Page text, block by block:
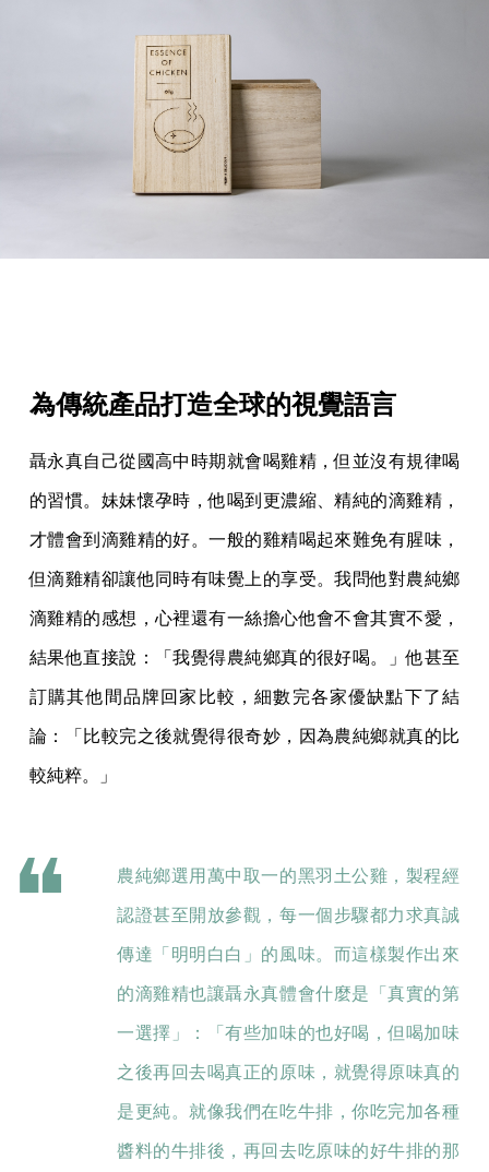
為傳統產品打造全球的視覺語言
聶永真自己從國高中時期就會喝雞精，但並沒有規律喝
的習慣。妹妹懷孕時，他喝到更濃縮、精純的滴雞精，
才體會到滴雞精的好。一般的雞精喝起來難免有腥味，
但滴雞精卻讓他同時有味覺上的享受。我問他對農純鄉
滴雞精的感想，心裡還有一絲擔心他會不會其實不愛，
結果他直接說：「我覺得農純鄉真的很好喝。」他甚至
訂購其他間品牌回家比較，細數完各家優缺點下了結
論：「比較完之後就覺得很奇妙，因為農純鄉就真的比
較純粹。」
農純鄉選用萬中取一的黑羽土公雞，製程經
認證甚至開放參觀，每一個步驟都力求真誠
傳達「明明白白」的風味。而這樣製作出來
的滴雞精也讓聶永真體會什麼是「真實的第
一選擇」：「有些加味的也好喝，但喝加味
之後再回去喝真正的原味，就覺得原味真的
是更純。就像我們在吃牛排，你吃完加各種
醬料的牛排後，再回去吃原味的好牛排的那